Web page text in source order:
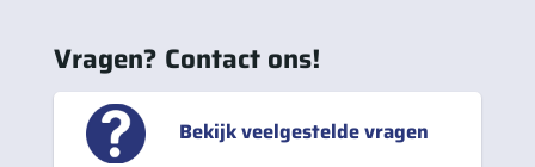
Vragen? Contact ons!
Bekijk veelgestelde vragen